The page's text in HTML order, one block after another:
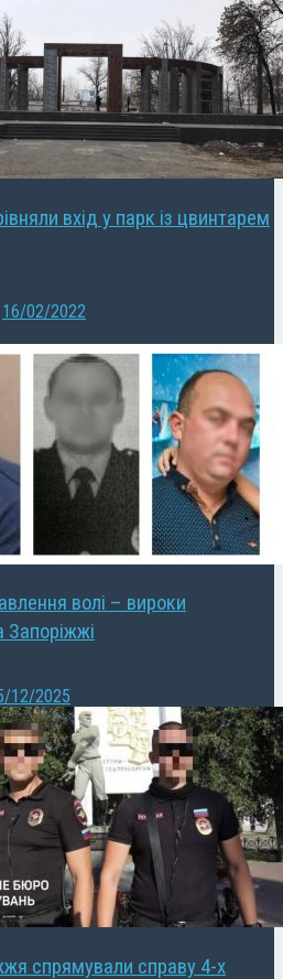
вхід у парк із цвинтарем
16/02/2022
волі – вироки
12/2025
спрямували справу 4-х